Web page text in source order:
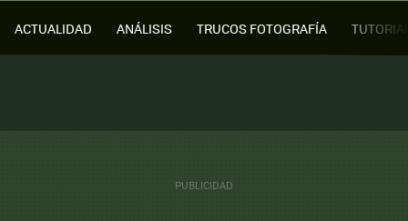
ACTUALIDAD ANÁLISIS TRUCOS FOTOGRAFÍA